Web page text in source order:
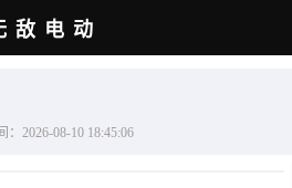
敌电动
2026-08-10 18:45:06